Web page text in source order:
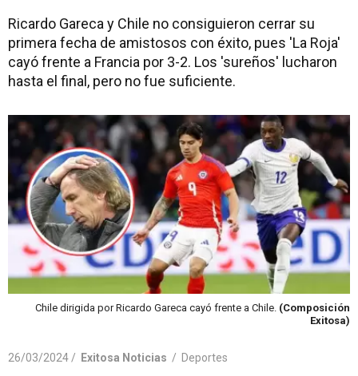
Ricardo Gareca y Chile no consiguieron cerrar su
primera fecha de amistosos con éxito, pues 'La Roja'
cayó frente a Francia por 3-2. Los 'sureños' lucharon
hasta el final, pero no fue suficiente.
Chile dirigida por Ricardo Gareca cayó frente a Chile. (Composición
Exitosa)
26/03/2024 / Exitosa Noticias / Deportes